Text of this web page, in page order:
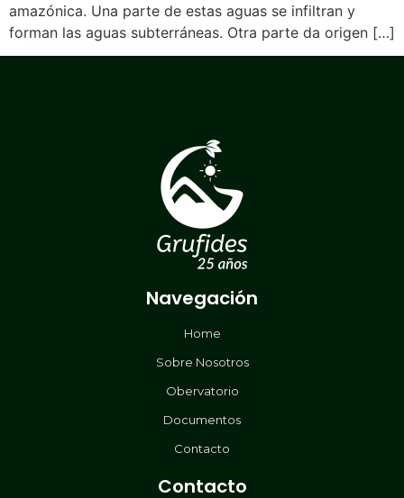
amazónica. Una parte de estas aguas se infiltran y
forman las aguas subterráneas. Otra parte da origen […]
Navegación
Home
Sobre Nosotros
Obervatorio
Documentos
Contacto
Contacto